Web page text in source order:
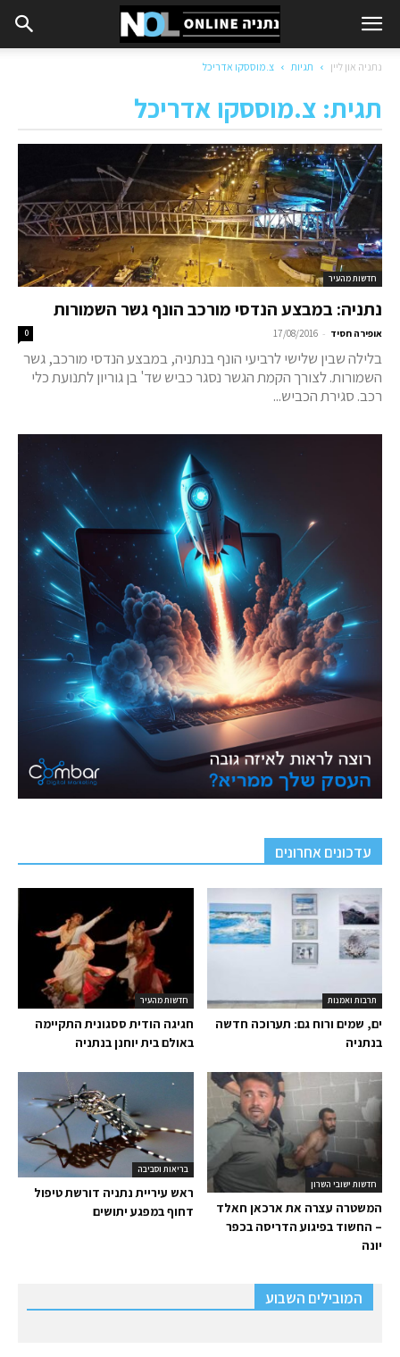
נתניה און ליין תגיות צ.מוססקו אדריכל
תגית: צ.מוססקו אדריכל
חדשות מהעיר
נתניה: במבצע הנדסי מורכב הונף גשר השמורות
אופירה חסיד -
17/08/2016
0
בלילה שבין שלישי לרביעי הונף בנתניה, במבצע הנדסי מורכב, גשר
השמורות. לצורך הקמת הגשר נסגר כביש שד' בן גוריון לתנועת כלי
רכב. סגירת הכביש...
עדכונים אחרונים
חדשות מהעיר
חגיגה הודית ססגונית התקיימה
באולם בית יוחנן בנתניה
תרבות ואמנות
ים, שמים ורוח גם: תערוכה חדשה
בנתניה
בריאות וסביבה
ראש עיריית נתניה דורשת טיפול
דחוף במפגע יתושים
חדשות ישובי השרון
המשטרה עצרה את ארכאן חאלד
– החשוד בפיגוע הדריסה בכפר
יונה
המובילים השבוע